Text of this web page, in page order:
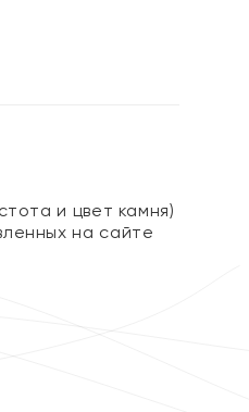
и цвет камня)
на сайте